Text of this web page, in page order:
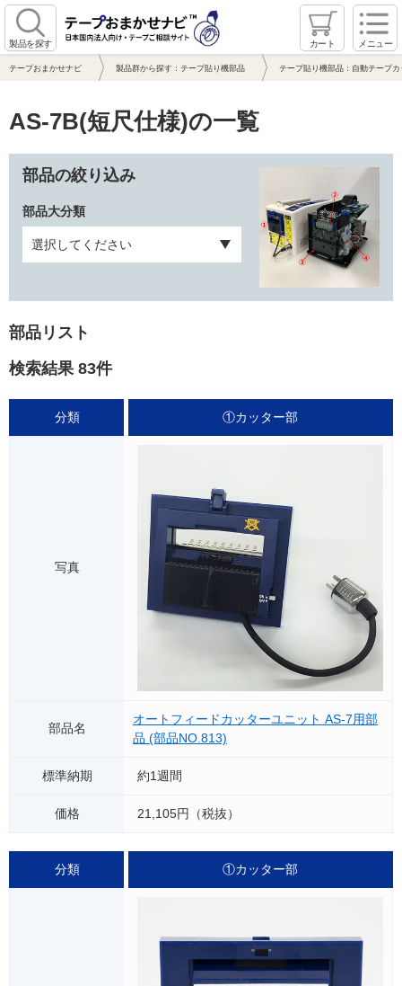
製品を探す カート メニュー
テープおまかせナビ 製品群から探す：テープ貼り機部品 テープ貼り機部品：自動テープ
AS-7B(短尺仕様)の一覧
部品の絞り込み
部品大分類
部品リスト
検索結果 83件
①カッター部
オートフィードカッターユニット AS-7用部
品 (部品NO.813)
約1週間
21,105円（税抜）
①カッター部